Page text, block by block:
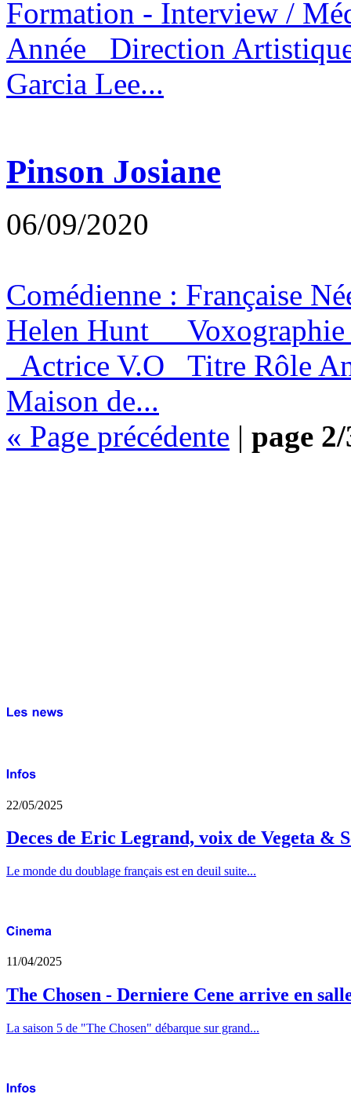
Formation - Interview /
Année Direction
Garcia Lee...
Pinson Josiane
06/09/2020
Comédienne : Française
Helen Hunt
Actrice V.O Titre Rôle
Maison de...
« Page précédente | page
22/05/2025
Deces de Eric Legrand, voix de Vegeta &
Le monde du doublage français est en deuil suite...
11/04/2025
The Chosen - Derniere Cene arrive en
La saison 5 de "The Chosen" débarque sur grand...